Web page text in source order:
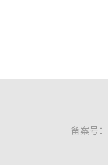
备案号：